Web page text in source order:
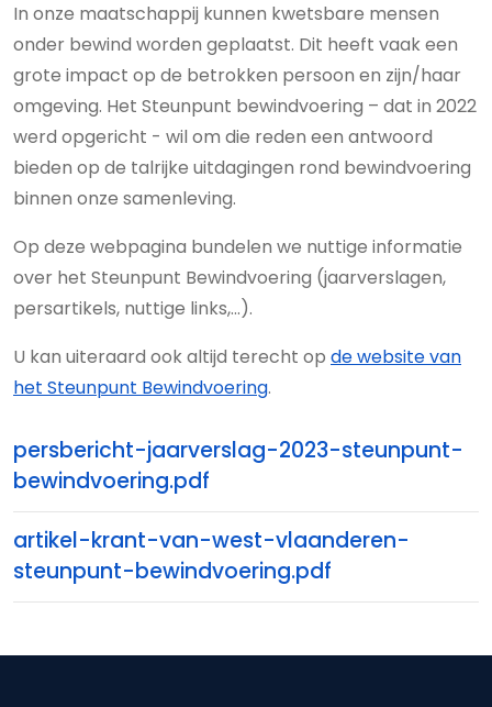
In onze maatschappij kunnen kwetsbare mensen
onder bewind worden geplaatst. Dit heeft vaak een
grote impact op de betrokken persoon en zijn/haar
omgeving. Het Steunpunt bewindvoering – dat in 2022
werd opgericht - wil om die reden een antwoord
bieden op de talrijke uitdagingen rond bewindvoering
binnen onze samenleving.
Op deze webpagina bundelen we nuttige informatie
over het Steunpunt Bewindvoering (jaarverslagen,
persartikels, nuttige links,...).
U kan uiteraard ook altijd terecht op de website van
het Steunpunt Bewindvoering.
persbericht-jaarverslag-2023-steunpunt-
bewindvoering.pdf
artikel-krant-van-west-vlaanderen-
steunpunt-bewindvoering.pdf